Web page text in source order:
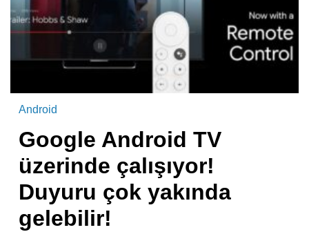
Android
Google Android TV
üzerinde çalışıyor!
Duyuru çok yakında
gelebilir!